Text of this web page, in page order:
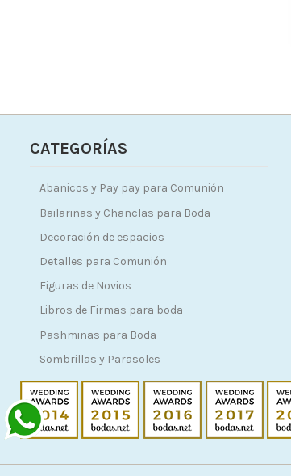
CATEGORÍAS
Abanicos y Pay pay para Comunión
Bailarinas y Chanclas para Boda
Decoración de espacios
Detalles para Comunión
Figuras de Novios
Libros de Firmas para boda
Pashminas para Boda
Sombrillas y Parasoles